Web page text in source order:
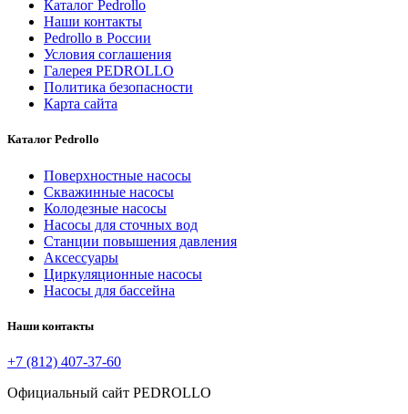
Каталог Pedrollo
Наши контакты
Pedrollo в России
Условия соглашения
Галерея PEDROLLO
Политика безопасности
Карта сайта
Каталог Pedrollo
Поверхностные насосы
Скважинные насосы
Колодезные насосы
Насосы для сточных вод
Станции повышения давления
Аксессуары
Циркуляционные насосы
Насосы для бассейна
Наши контакты
+7 (812) 407-37-60
Официальный сайт PEDROLLO